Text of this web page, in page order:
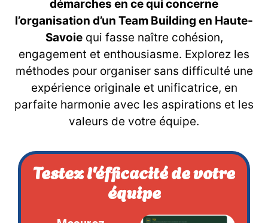
démarches en ce qui concerne
l’organisation d’un Team Building en Haute-
Savoiequi fasse naître cohésion,
engagement et enthousiasme. Explorez les
méthodes pour organiser sans difficulté une
expérience originale et unificatrice, en
parfaite harmonie avec les aspirations et les
valeurs de votre équipe.
Testez l'éfficacité de votre
équipe